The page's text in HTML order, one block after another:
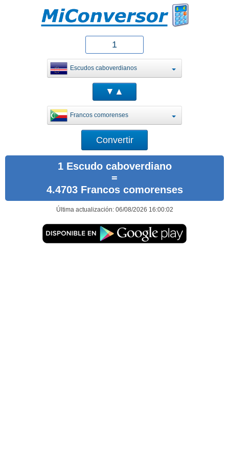
Escudos caboverdianos
Francos comorenses
1 Escudo caboverdiano
=
4.4703 Francos comorenses
Última actualización: 06/08/2026 16:00:02